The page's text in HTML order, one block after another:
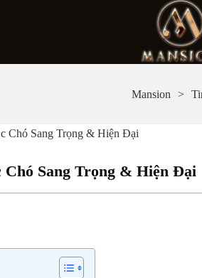
Mansion
Chó Sang Trọng & Hiện Đại
Chó Sang Trọng & Hiện Đại